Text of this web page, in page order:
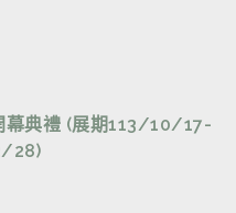
幕典禮 (展期113/10/17-
28)